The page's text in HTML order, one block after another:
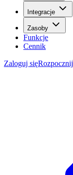
Integracje
Zasoby
Funkcje
Cennik
Zaloguj sięRozpocznij